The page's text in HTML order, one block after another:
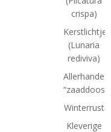
crispa)
Kerstlichtjes
(Lunaria
rediviva)
Allerhande
Winterrust
Kleverige